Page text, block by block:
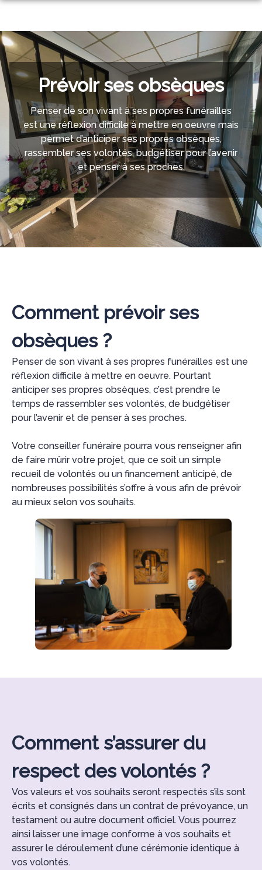
Aller
contenu
ORGANISER DES OBSÈQUES
PRÉVOIR SES OBSÈQUES
SERVICES AUX FAMILLES
MONUMENTS FUNÉRAIRES
NOS AGENCES
VERN-SUR-SEICHE
CHÂTEAUBOURG
BAIS
NOYAL-CHÂTILLON-SUR-SEICHE
NOS CHAMBRES FUNERAIRES
BAIS
VERN-SUR-SEICHE
CHÂTEAUBOURG
ESPACES HOMMAGES
BOUTIQUE EN LIGNE
Prévoir ses obsèques
Penser de son vivant à ses propres funérailles
est une réflexion difficile à mettre en oeuvre mais
permet d’anticiper ses propres obsèques,
rassembler ses volontés, budgétiser pour l’avenir
et penser à ses proches.
Comment prévoir ses
obsèques ?
Penser de son vivant à ses propres funérailles est une
réflexion difficile à mettre en oeuvre. Pourtant
anticiper ses propres obsèques, c’est prendre le
temps de rassembler ses volontés, de budgétiser
pour l’avenir et de penser à ses proches.
Votre conseiller funéraire pourra vous renseigner afin
de faire mûrir votre projet, que ce soit un simple
recueil de volontés ou un financement anticipé, de
nombreuses possibilités s’offre à vous afin de prévoir
au mieux selon vos souhaits.
Comment s’assurer du
respect des volontés ?
Vos valeurs et vos souhaits seront respectés s’ils sont
écrits et consignés dans un contrat de prévoyance, un
testament ou autre document officiel. Vous pourrez
ainsi laisser une image conforme à vos souhaits et
assurer le déroulement d’une cérémonie identique à
vos volontés.